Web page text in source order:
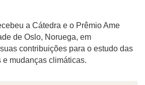
a Cátedra e o Prêmio Ame
de Oslo, Noruega, em
contribuições para o estudo das
mudanças climáticas.